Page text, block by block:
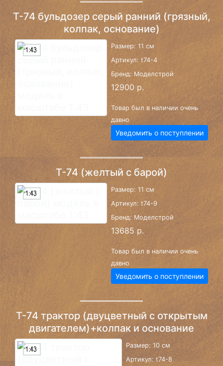
Т-74 бульдозер серый ранний (грязный,
колпак, основание)
Размер: 11 см
Артикул: t74-4
Бренд: Моделстрой
12900 р.
Товар был в наличии очень
давно
Уведомить о поступлении
Т-74 (желтый с барой)
Размер: 11 см
Артикул: t74-9
Бренд: Моделстрой
13685 р.
Товар был в наличии очень
давно
Уведомить о поступлении
Т-74 трактор (двуцветный с открытым
двигателем)+колпак и основание
Размер: 10 см
Артикул: t74-8